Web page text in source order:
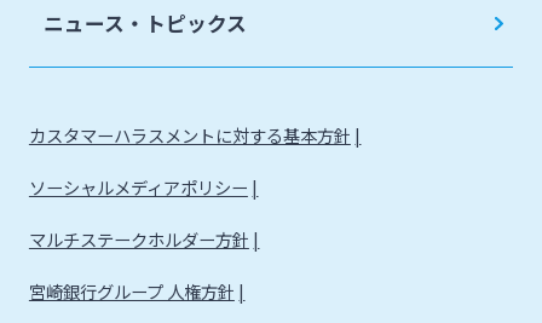
ニュース・トピックス
カスタマーハラスメントに対する基本方針
ソーシャルメディアポリシー
マルチステークホルダー方針
宮崎銀行グループ 人権方針